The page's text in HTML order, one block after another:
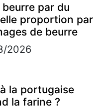
par du
proportion par
de beurre
2026
la portugaise
la farine ?